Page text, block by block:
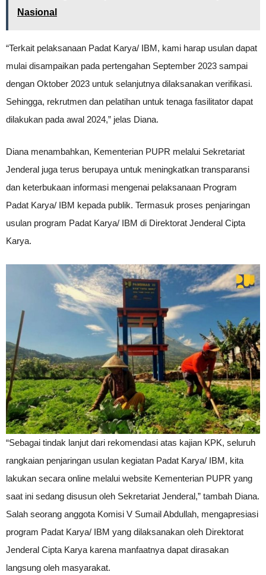
Nasional
“Terkait pelaksanaan Padat Karya/ IBM, kami harap usulan dapat
mulai disampaikan pada pertengahan September 2023 sampai
dengan Oktober 2023 untuk selanjutnya dilaksanakan verifikasi.
Sehingga, rekrutmen dan pelatihan untuk tenaga fasilitator dapat
dilakukan pada awal 2024,” jelas Diana.
Diana menambahkan, Kementerian PUPR melalui Sekretariat
Jenderal juga terus berupaya untuk meningkatkan transparansi
dan keterbukaan informasi mengenai pelaksanaan Program
Padat Karya/ IBM kepada publik. Termasuk proses penjaringan
usulan program Padat Karya/ IBM di Direktorat Jenderal Cipta
Karya.
“Sebagai tindak lanjut dari rekomendasi atas kajian KPK, seluruh
rangkaian penjaringan usulan kegiatan Padat Karya/ IBM, kita
lakukan secara online melalui website Kementerian PUPR yang
saat ini sedang disusun oleh Sekretariat Jenderal,” tambah Diana.
Salah seorang anggota Komisi V Sumail Abdullah, mengapresiasi
program Padat Karya/ IBM yang dilaksanakan oleh Direktorat
Jenderal Cipta Karya karena manfaatnya dapat dirasakan
langsung oleh masyarakat.